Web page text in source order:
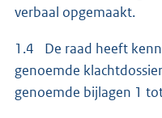
verbaal opgemaakt.
1.4 De raad heeft
genoemde
genoemde bijlagen 1